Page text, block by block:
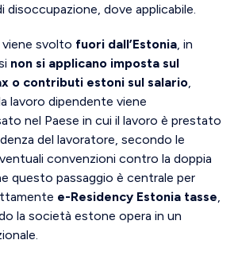
dove applicabile.
viene svolto fuori dall’Estonia , in
non si applicano imposta sul
o contributi estoni sul salario
lavoro dipendente viene
nel Paese in cui il lavoro è prestato
del lavoratore, secondo le
convenzioni contro la doppia
questo passaggio è centrale per
e-Residency Estonia tasse
la società estone opera in un